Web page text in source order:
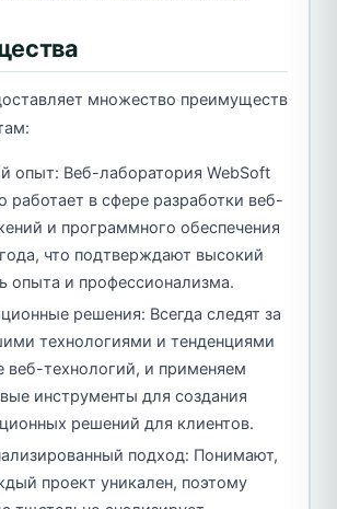
множество преимуществ
опыт: Веб-лаборатория WebSoft
работает в сфере разработки веб-
и программного обеспечения
что подтверждают высокий
опыта и профессионализма.
решения: Всегда следят за
технологиями и тенденциями
веб-технологий, и применяем
инструменты для создания
решений для клиентов.
подход: Понимают,
проект уникален, поэтому